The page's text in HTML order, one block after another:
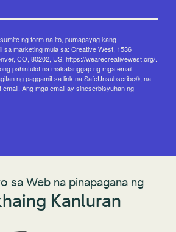
ng form na ito, pumapayag kang
sa marketing mula sa: Creative West, 1536
CO, 80202, US, https://wearecreativewest.org/.
pahintulot na makatanggap ng mga email
ng paggamit sa link na SafeUnsubscribe®, na
email. Ang mga email ay sineserbisyuhan ng
sa Web na pinapagana ng
Kanluran